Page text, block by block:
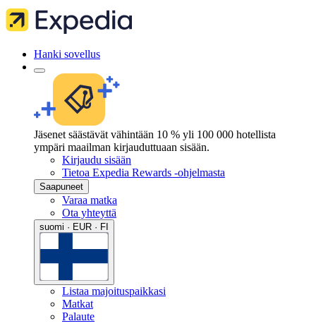
Hanki sovellus
Jäsenet säästävät vähintään 10 % yli 100 000 hotellista
ympäri maailman kirjauduttuaan sisään.
Kirjaudu sisään
Tietoa Expedia Rewards -ohjelmasta
Saapuneet
Varaa matka
Ota yhteyttä
suomi · EUR · FI
Listaa majoituspaikkasi
Matkat
Palaute